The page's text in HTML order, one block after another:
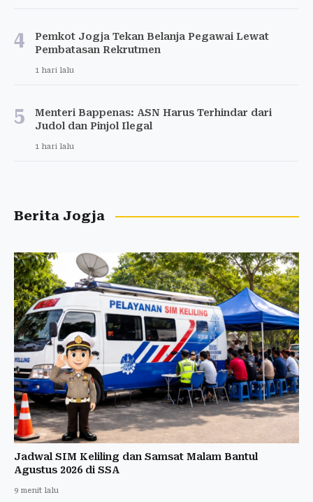
4
Pemkot Jogja Tekan Belanja Pegawai Lewat
Pembatasan Rekrutmen
1 hari lalu
5
Menteri Bappenas: ASN Harus Terhindar dari
Judol dan Pinjol Ilegal
1 hari lalu
Berita Jogja
Jadwal SIM Keliling dan Samsat Malam Bantul
Agustus 2026 di SSA
9 menit lalu